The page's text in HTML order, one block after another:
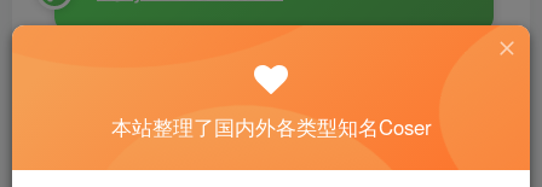
说到国内职业coser圈里的“清新古典与现代二次元完美
名。这位出生于2000年3月28日、来自浙江的御行工作室店
本站整理了国内外各类型知名Coser